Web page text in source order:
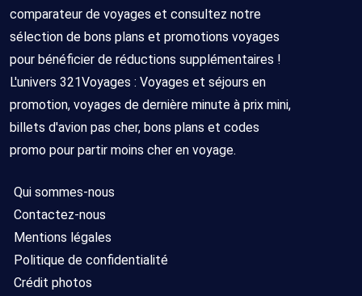
comparateur de voyages et consultez notre
sélection de bons plans et promotions voyages
pour bénéficier de réductions supplémentaires !
L'univers 321Voyages : Voyages et séjours en
promotion, voyages de dernière minute à prix mini,
billets d'avion pas cher, bons plans et codes
promo pour partir moins cher en voyage.
Qui sommes-nous
Contactez-nous
Mentions légales
Politique de confidentialité
Crédit photos